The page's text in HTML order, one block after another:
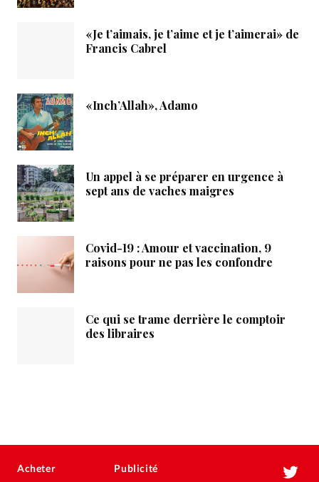
«Je t’aimais, je t’aime et je t’aimerai» de
Francis Cabrel
«Inch’Allah», Adamo
Un appel à se préparer en urgence à
sept ans de vaches maigres
Covid-19 : Amour et vaccination, 9
raisons pour ne pas les confondre
Ce qui se trame derrière le comptoir
des libraires
Acheter Publicité